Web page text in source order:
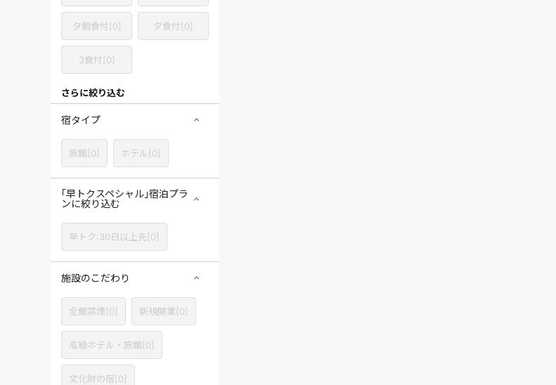
夕朝食付[0] 夕食付[0]
3食付[0]
さらに絞り込む
宿タイプ
旅館[0] ホテル [0]
｢早トクスペシャル｣宿泊プラ
ンに絞り込む
早トク:30日以上先[0]
施設のこだわり
全館禁煙[0] 新規開業[0]
高級ホテル・旅館[0]
文化財の宿[0]